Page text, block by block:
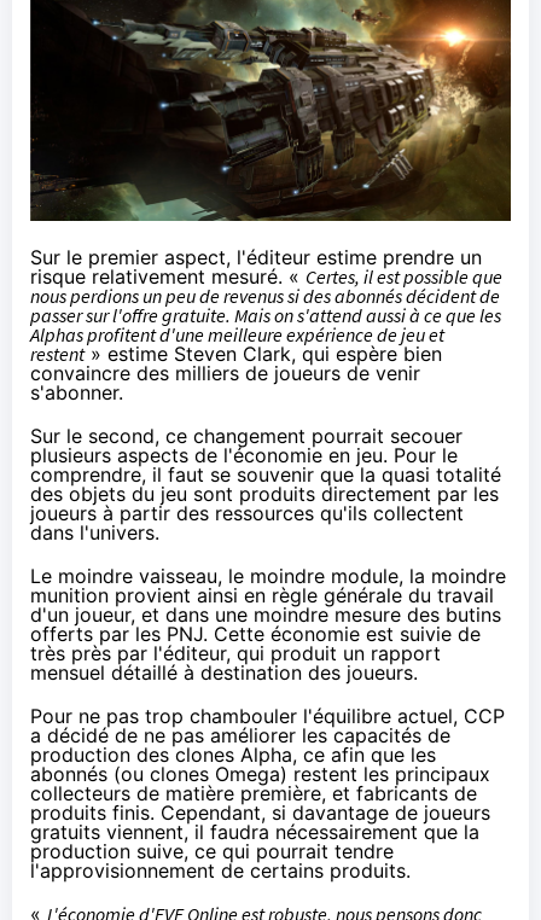
Sur le premier aspect, l'éditeur estime prendre un
risque relativement mesuré. « Certes, il est possible que
nous perdions un peu de revenus si des abonnés décident de
passer sur l'offre gratuite. Mais on s'attend aussi à ce que les
Alphas profitent d'une meilleure expérience de jeu et
restent» estime Steven Clark, qui espère bien
convaincre des milliers de joueurs de venir
s'abonner.
Sur le second, ce changement pourrait secouer
plusieurs aspects de l'économie en jeu. Pour le
comprendre, il faut se souvenir que la quasi totalité
des objets du jeu sont produits directement par les
joueurs à partir des ressources qu'ils collectent
dans l'univers.
Le moindre vaisseau, le moindre module, la moindre
munition provient ainsi en règle générale du travail
d'un joueur, et dans une moindre mesure des butins
offerts par les PNJ. Cette économie est suivie de
très près par l'éditeur, qui produit un rapport
mensuel détaillé à destination des joueurs.
Pour ne pas trop chambouler l'équilibre actuel, CCP
a décidé de ne pas améliorer les capacités de
production des clones Alpha, ce afin que les
abonnés (ou clones Omega) restent les principaux
collecteurs de matière première, et fabricants de
produits finis. Cependant, si davantage de joueurs
gratuits viennent, il faudra nécessairement que la
production suive, ce qui pourrait tendre
l'approvisionnement de certains produits.
« L'économie d'EVE Online est robuste, nous pensons donc